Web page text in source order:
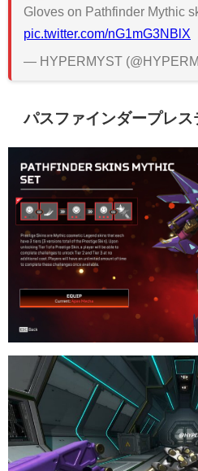
Gloves on Pathfinder Mythic
pic.twitter.com/nG1mG3NBlX
— HYPERMYST
パスファインダープレ